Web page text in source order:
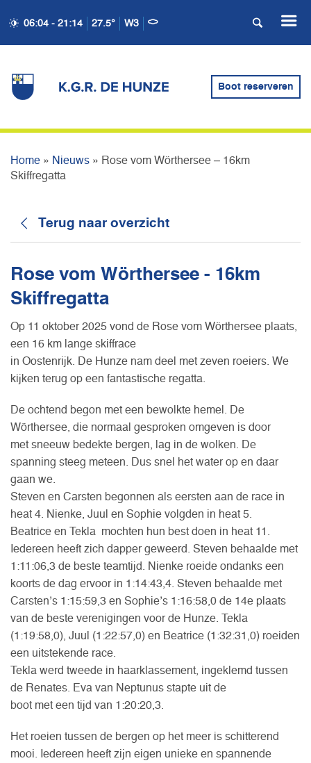
06:04 - 21:14 27.5° W3
Boot reserveren
ROSE VOM WÖRTHERSEE
Home » Nieuws » Rose vom Wörthersee – 16km
Skiffregatta
Terug naar overzicht
Rose vom Wörthersee - 16km
Skiffregatta
Op 11 oktober 2025 vond de Rose vom Wörthersee plaats,
een 16 km lange skiffrace
in Oostenrijk. De Hunze nam deel met zeven roeiers. We
kijken terug op een fantastische regatta.
De ochtend begon met een bewolkte hemel. De
Wörthersee, die normaal gesproken omgeven is door
met sneeuw bedekte bergen, lag in de wolken. De
spanning steeg meteen. Dus snel het water op en daar
gaan we.
Steven en Carsten begonnen als eersten aan de race in
heat 4. Nienke, Juul en Sophie volgden in heat 5.
Beatrice en Tekla mochten hun best doen in heat 11.
Iedereen heeft zich dapper geweerd. Steven behaalde met
1:11:06,3 de beste teamtijd. Nienke roeide ondanks een
koorts de dag ervoor in 1:14:43,4. Steven behaalde met
Carsten’s 1:15:59,3 en Sophie’s 1:16:58,0 de 14e plaats
van de beste verenigingen voor de Hunze. Tekla
(1:19:58,0), Juul (1:22:57,0) en Beatrice (1:32:31,0) roeiden
een uitstekende race.
Tekla werd tweede in haarklassement, ingeklemd tussen
de Renates. Eva van Neptunus stapte uit de
boot met een tijd van 1:20:20,3.
Het roeien tussen de bergen op het meer is schitterend
mooi. Iedereen heeft zijn eigen unieke en spannende